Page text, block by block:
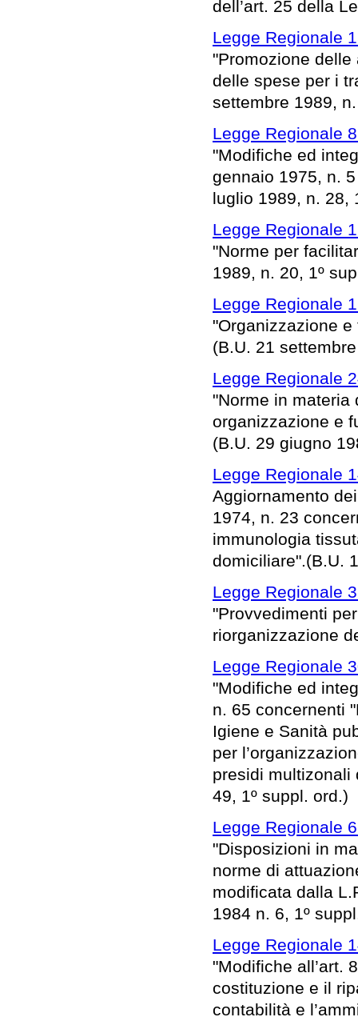
dell’art. 25 della
Legge Regionale
"Promozione
delle spese per i
settembre 1989,
Legge Regionale
"Modifiche ed
gennaio 1975, n.
luglio 1989, n. 28,
Legge Regionale
"Norme per
1989, n. 20, 1º
Legge Regionale
"Organizzazione
(B.U. 21
Legge Regionale
"Norme in
organizzazione e
(B.U. 29 giugno
Legge Regionale
Aggiornamento
1974, n. 23
immunologia
domiciliare".(B.U.
Legge Regionale
"Provvedimenti
riorganizzazione
Legge Regionale
"Modifiche ed
n. 65 concernenti
Igiene e Sanità
per
presidi multizonali
49, 1º suppl. ord.)
Legge Regionale
"Disposizioni in
norme di
modificata dalla
1984 n. 6, 1º
Legge Regionale
"Modifiche all’art.
costituzione e il
contabilità e